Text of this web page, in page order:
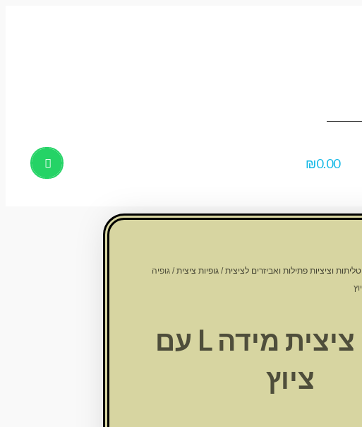
₪0.00
טליתות וציציות פתילות ואביזרים לציצית/ גופיות ציצית/ גופיה
גופיה ציצית מידה L עם
ציוץ